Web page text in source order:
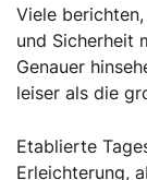
Viele
und Sicherheit
Genauer
leiser als die
Etablierte
Erleichterung,